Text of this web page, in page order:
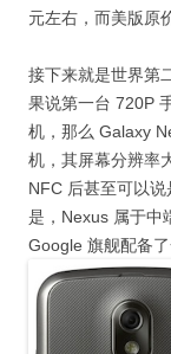
元左右，而美版原
接下来就是世界第
果说第一台 720P
机，那么 Galaxy
机，其屏幕分辨率
NFC 后甚至可以
是，Nexus 属于中
Google 旗舰配备